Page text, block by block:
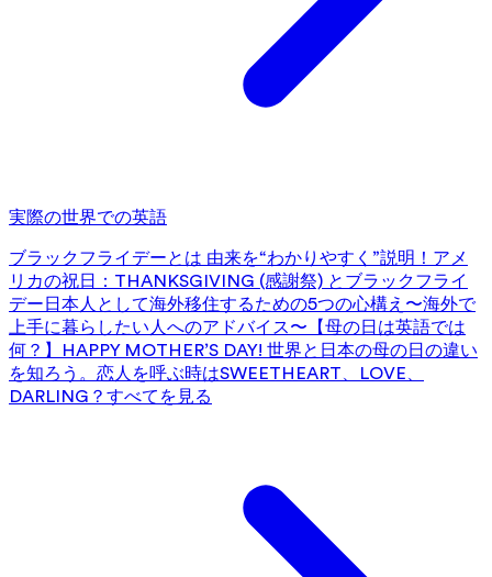
実際の世界での英語
ブラックフライデーとは 由来を“わかりやすく”説明！ アメ
リカの祝日：THANKSGIVING (感謝祭) とブラックフライ
デー 日本人として海外移住するための5つの心構え〜海外で
上手に暮らしたい人へのアドバイス〜 【母の日は英語では
何？】HAPPY MOTHER’S DAY! 世界と日本の母の日の違い
を知ろう。 恋人を呼ぶ時はSWEETHEART、LOVE、
DARLING？ すべてを見る